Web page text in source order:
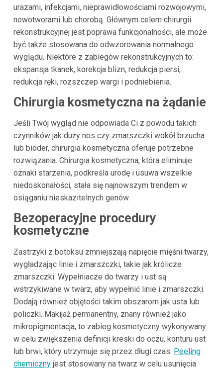
urazami, infekcjami, nieprawidłowościami rozwojowymi,
nowotworami lub chorobą. Głównym celem chirurgii
rekonstrukcyjnej jest poprawa funkcjonalności, ale może
być także stosowana do odwzorowania normalnego
wyglądu. Niektóre z zabiegów rekonstrukcyjnych to:
ekspansja tkanek, korekcja blizn, redukcja piersi,
redukcja ręki, rozszczep wargi i podniebienia.
Chirurgia kosmetyczna na żądanie
Jeśli Twój wygląd nie odpowiada Ci z powodu takich
czynników jak duży nos czy zmarszczki wokół brzucha
lub bioder, chirurgia kosmetyczna oferuje potrzebne
rozwiązania. Chirurgia kosmetyczna, która eliminuje
oznaki starzenia, podkreśla urodę i usuwa wszelkie
niedoskonałości, stała się najnowszym trendem w
osiąganiu nieskazitelnych genów.
Bezoperacyjne procedury
kosmetyczne
Zastrzyki z botoksu zmniejszają napięcie mięśni twarzy,
wygładzając linie i zmarszczki, takie jak królicze
zmarszczki. Wypełniacze do twarzy i ust są
wstrzykiwane w twarz, aby wypełnić linie i zmarszczki.
Dodają również objętości takim obszarom jak usta lub
policzki. Makijaż permanentny, znany również jako
mikropigmentacja, to zabieg kosmetyczny wykonywany
w celu zwiększenia definicji kreski do oczu, konturu ust
lub brwi, który utrzymuje się przez długi czas. Peeling
chemicznyjest stosowany na twarz w celu usunięcia